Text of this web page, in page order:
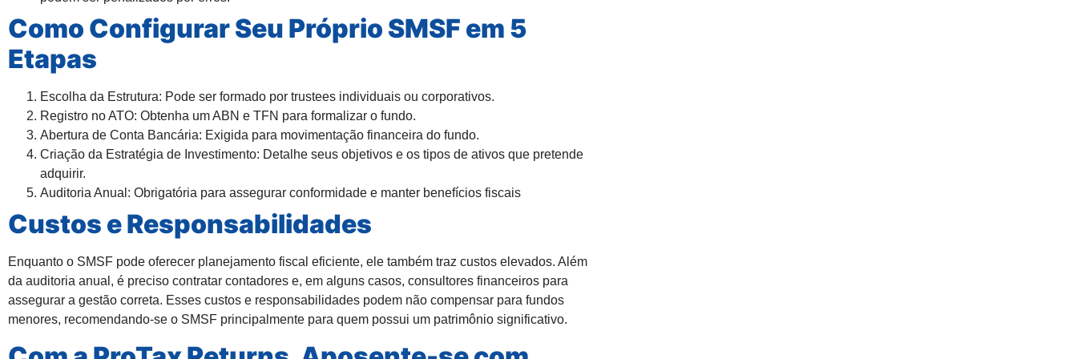
Como Configurar Seu Próprio SMSF em 5
Etapas
Escolha da Estrutura: Pode ser formado por trustees individuais ou corporativos.
Registro no ATO: Obtenha um ABN e TFN para formalizar o fundo.
Abertura de Conta Bancária: Exigida para movimentação financeira do fundo.
Criação da Estratégia de Investimento: Detalhe seus objetivos e os tipos de ativos que pretende
adquirir.
Auditoria Anual: Obrigatória para assegurar conformidade e manter benefícios fiscais
Custos e Responsabilidades
Enquanto o SMSF pode oferecer planejamento fiscal eficiente, ele também traz custos elevados. Além
da auditoria anual, é preciso contratar contadores e, em alguns casos, consultores financeiros para
assegurar a gestão correta. Esses custos e responsabilidades podem não compensar para fundos
menores, recomendando-se o SMSF principalmente para quem possui um patrimônio significativo.